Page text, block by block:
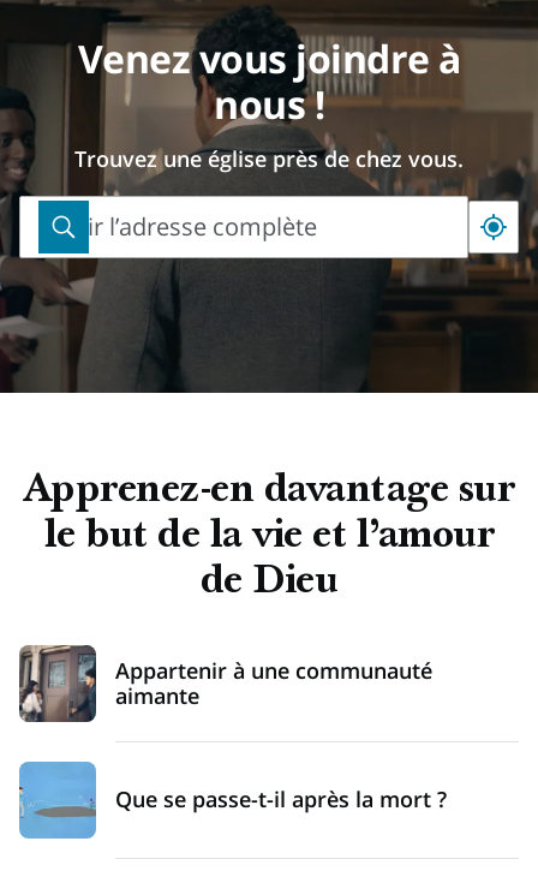
Venez vous joindre à
nous !
Trouvez une église près de chez vous.
Saisir l’adresse complète
Saisir
l’adresse
complète
Apprenez-en davantage sur
le but de la vie et l’amour
de Dieu
Appartenir à une communauté
aimante
Que se passe-t-il après la mort ?